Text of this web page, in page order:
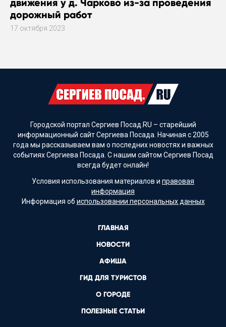
движения у д. Чарково из-за проведения
дорожный работ
17 октября 2023
Городской портал Сергиев Посад.RU – старейший
информационный сайт Сергиева Посада. Начиная с 2005
года мы рассказываем вам о последних новостях и важных
событиях Сергиева Посада. С нашим сайтом Сергиев Посад
всегда будет онлайн!
Условия использования материалов и правовая
информация
Информация об использовании персональных данных
ГЛАВНАЯ
НОВОСТИ
АФИША
ГИД ДЛЯ ТУРИСТОВ
О ГОРОДЕ
ПОЛЕЗНЫЕ СТАТЬИ